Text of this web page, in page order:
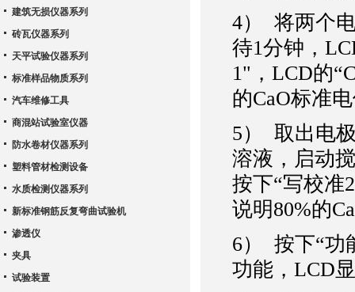
4） 将两个
待1分钟，
1"，LCD的
的CaO标准
5） 取出电
溶液，启动
按下“写校准
说明80%的
6） 按下“功
功能，LCD
建筑无损仪器系列
砖瓦仪器系列
天平试验仪器系列
标准样品物质系列
汽车维修工具
商混站试验室仪器
防水卷材仪器系列
塑料管材检测设备
水质检测仪器系列
新标准钢筋反复弯曲试验机
渗透仪
夹具
试验装置